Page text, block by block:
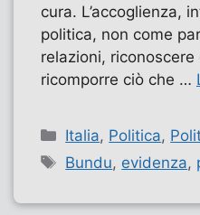
cura. L’accoglienza,
politica, non come
relazioni,
ricomporre ciò che …
Categorie
Italia, Politica,
Tag
Bundu, evidenza,